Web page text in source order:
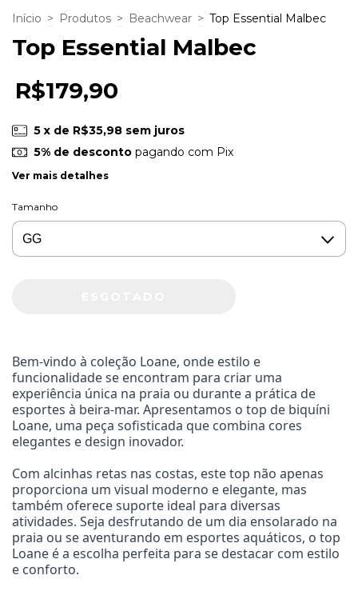
Início > Produtos > Beachwear > Top Essential Malbec
Top Essential Malbec
R$179,90
5 x de R$35,98 sem juros
5% de descontopagando com Pix
Ver mais detalhes
Tamanho
Bem-vindo à coleção Loane, onde estilo e
funcionalidade se encontram para criar uma
experiência única na praia ou durante a prática de
esportes à beira-mar. Apresentamos o top de biquíni
Loane, uma peça sofisticada que combina cores
elegantes e design inovador.
Com alcinhas retas nas costas, este top não apenas
proporciona um visual moderno e elegante, mas
também oferece suporte ideal para diversas
atividades. Seja desfrutando de um dia ensolarado na
praia ou se aventurando em esportes aquáticos, o top
Loane é a escolha perfeita para se destacar com estilo
e conforto.